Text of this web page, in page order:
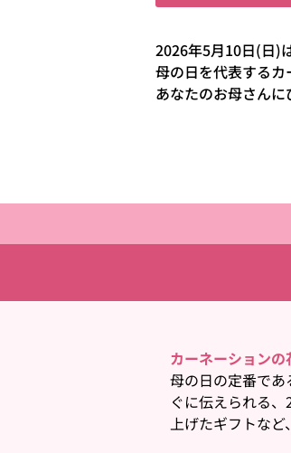
2026年5月10日(日)
母の日を代表するカ
あなたのお母さんに
カーネーションの
母の日の定番で
ぐに伝えられる
上げたギフトなど